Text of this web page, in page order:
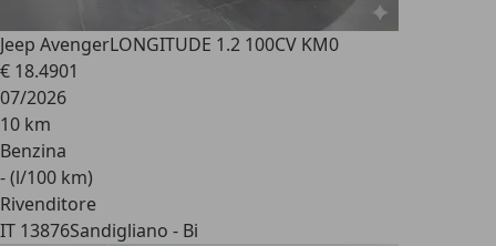
Jeep AvengerLONGITUDE 1.2 100CV KM0
€ 18.4901
07/2026
10 km
Benzina
- (l/100 km)
Rivenditore
IT 13876Sandigliano - Bi